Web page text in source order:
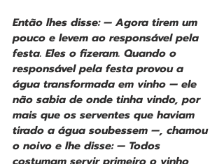
Então lhes disse: — Agora tirem um
pouco e levem ao responsável pela
festa. Eles o fizeram. Quando o
responsável pela festa provou a
água transformada em vinho — ele
não sabia de onde tinha vindo, por
mais que os serventes que haviam
tirado a água soubessem —, chamou
o noivo e lhe disse: — Todos
costumam servir primeiro o vinho